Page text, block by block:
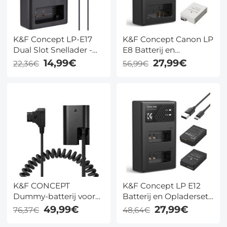
K&F Concept LP-E17
Dual Slot Snellader -
USB-C/Micro-USB
22,36€ 14,99€
K&F Concept Canon LP
E8 Batterij en
Opladerset met Dual
56,99€ 27,99€
K&F CONCEPT
Dummy-batterij voor
Canon LP-E6P, D-Tap
camera-
76,37€ 49,99€
K&F Concept LP E12
Batterij en Opladerset
met Dubbele Oplader
voor Canon M2, M200,
48,64€ 27,99€